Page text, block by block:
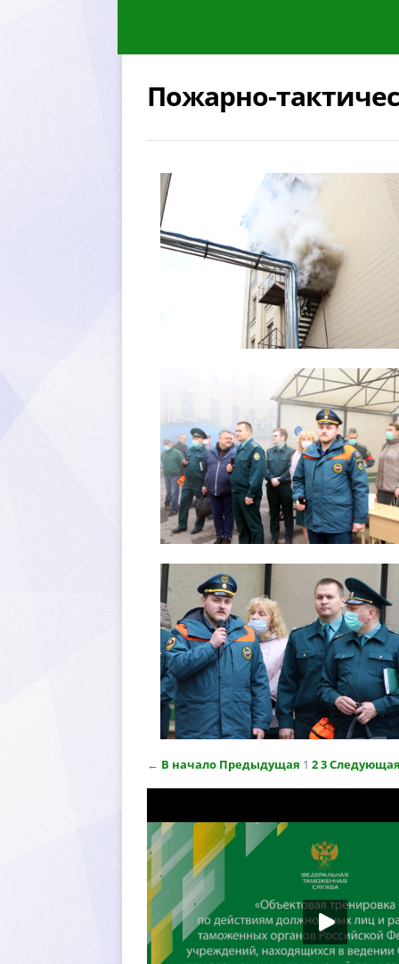
Пожарно-
← начало Предыдущая 1 23